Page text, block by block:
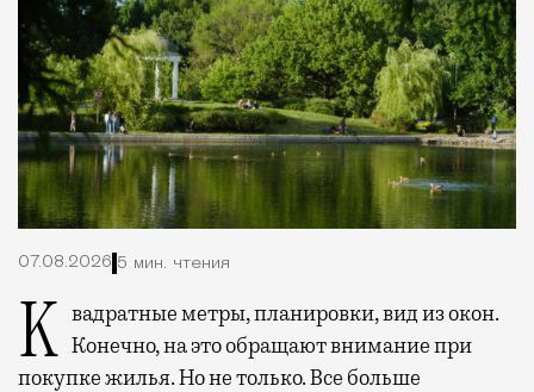
07.08.2026 5 мин. чтения
Квадратные метры, планировки, вид из окон. Конечно, на это обращают внимание при
покупке жилья. Но не только. Все больше